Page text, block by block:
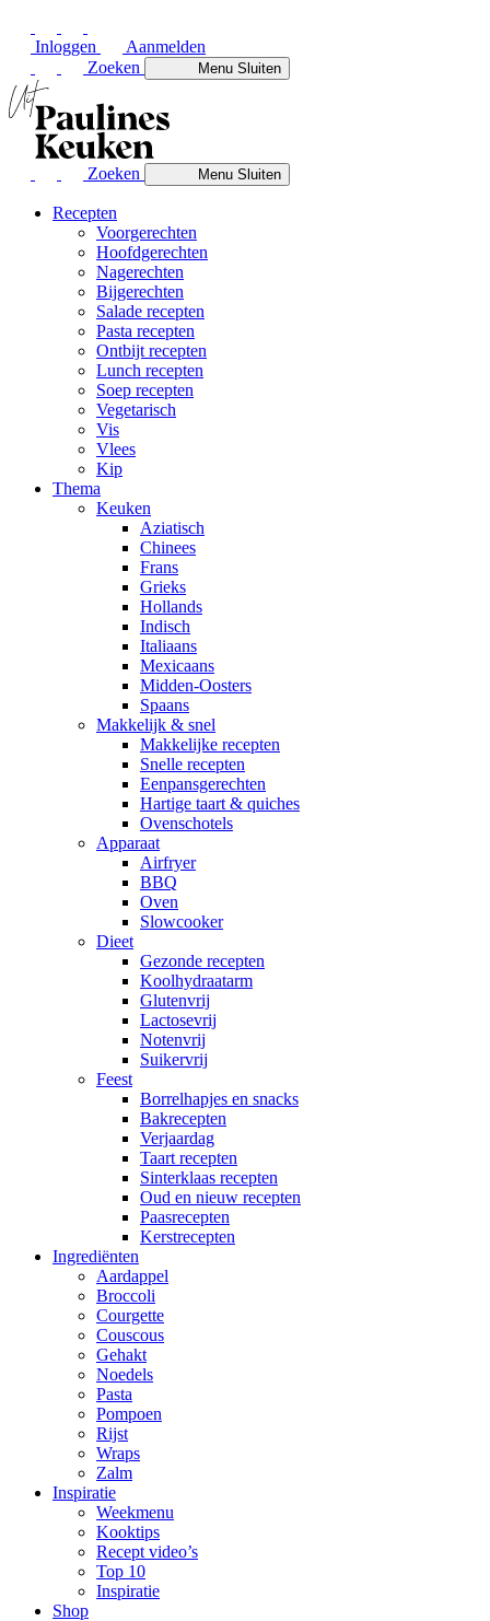
Inloggen
Aanmelden
Zoeken
MenuSluiten
Zoeken MenuSluiten
Recepten
Voorgerechten
Hoofdgerechten
Nagerechten
Bijgerechten
Salade recepten
Pasta recepten
Ontbijt recepten
Lunch recepten
Soep recepten
Vegetarisch
Vis
Vlees
Kip
Thema
Keuken
Aziatisch
Chinees
Frans
Grieks
Hollands
Indisch
Italiaans
Mexicaans
Midden-Oosters
Spaans
Makkelijk & snel
Makkelijke recepten
Snelle recepten
Eenpansgerechten
Hartige taart & quiches
Ovenschotels
Apparaat
Airfryer
BBQ
Oven
Slowcooker
Dieet
Gezonde recepten
Koolhydraatarm
Glutenvrij
Lactosevrij
Notenvrij
Suikervrij
Feest
Borrelhapjes en snacks
Bakrecepten
Verjaardag
Taart recepten
Sinterklaas recepten
Oud en nieuw recepten
Paasrecepten
Kerstrecepten
Ingrediënten
Aardappel
Broccoli
Courgette
Couscous
Gehakt
Noedels
Pasta
Pompoen
Rijst
Wraps
Zalm
Inspiratie
Weekmenu
Kooktips
Recept video’s
Top 10
Inspiratie
Shop